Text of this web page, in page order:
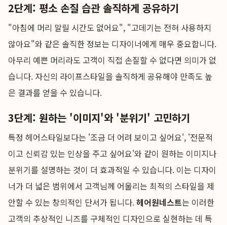
2단계: 평소 손질 습관 솔직하게 공유하기
"아침에 머리 말릴 시간도 없어요", "고데기는 전혀 사용하지
않아요"와 같은 솔직한 정보는 디자이너에게 매우 중요합니다.
아무리 예쁜 머리라도 고객이 직접 손질할 수 없다면 의미가 없
습니다. 자신의 라이프스타일을 솔직하게 공유해야 만족도 높
은 결과를 얻을 수 있습니다.
3단계: 원하는 '이미지'와 '분위기' 고민하기
특정 헤어스타일보다는 '조금 더 어려 보이고 싶어요', '전문적
이고 신뢰감 있는 인상을 주고 싶어요'와 같이 원하는 이미지나
분위기를 설명하는 것이 더 효과적일 수 있습니다. 이는 디자이
너가 더 넓은 범위에서 고객님께 어울리는 최적의 스타일을 제
안할 수 있는 창의적인 단서가 됩니다.헤어원네스트는 이러한
고객의 추상적인 니즈를 구체적인 디자인으로 실현하는 데 특